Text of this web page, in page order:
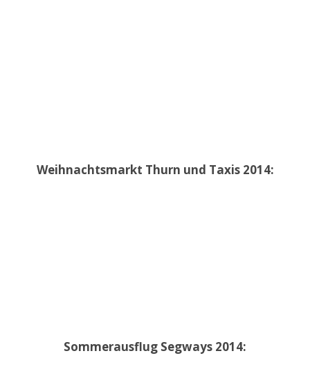
Weihnachtsmarkt Thurn und Taxis 2014:
Sommerausflug Segways 2014: